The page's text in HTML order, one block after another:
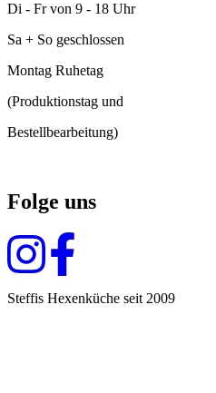
Di - Fr von 9 - 18 Uhr
Sa + So geschlossen
Montag Ruhetag
(Produktionstag und
Bestellbearbeitung)
Folge uns
Steffis Hexenküche seit 2009